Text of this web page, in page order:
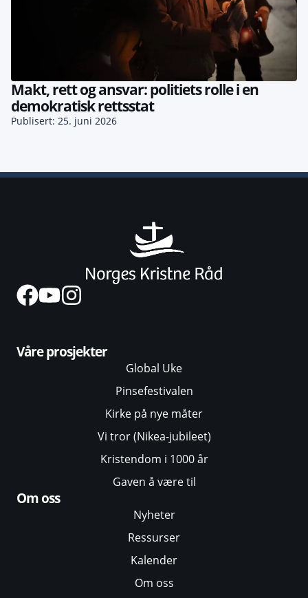
Makt, rett og ansvar: politiets rolle i en
demokratisk rettsstat
Publisert: 25. juni 2026
Våre prosjekter
Global Uke
Pinsefestivalen
Kirke på nye måter
Vi tror (Nikea-jubileet)
Kristendom i 1000 år
Gaven å være til
Om oss
Nyheter
Ressurser
Kalender
Om oss